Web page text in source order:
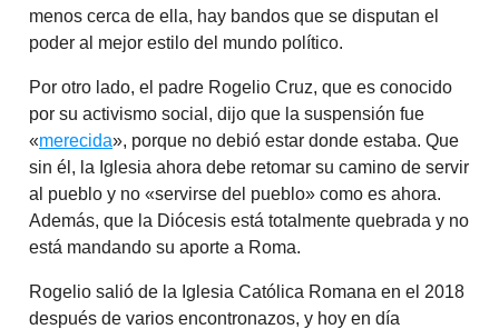
menos cerca de ella, hay bandos que se disputan el
poder al mejor estilo del mundo político.
Por otro lado, el padre Rogelio Cruz, que es conocido
por su activismo social, dijo que la suspensión fue
«merecida», porque no debió estar donde estaba. Que
sin él, la Iglesia ahora debe retomar su camino de servir
al pueblo y no «servirse del pueblo» como es ahora.
Además, que la Diócesis está totalmente quebrada y no
está mandando su aporte a Roma.
Rogelio salió de la Iglesia Católica Romana en el 2018
después de varios encontronazos, y hoy en día